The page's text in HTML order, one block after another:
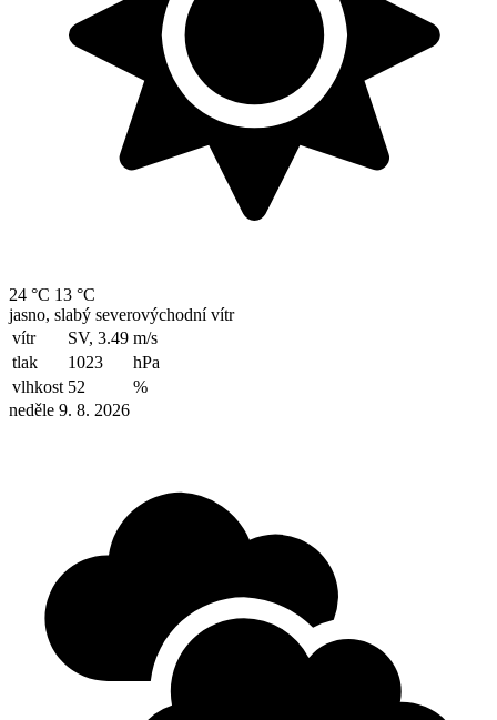
24 °C 13 °C
jasno, slabý severovýchodní vítr
vítr
SV, 3.49 m/s
tlak
1023
hPa
vlhkost 52
%
neděle 9. 8. 2026